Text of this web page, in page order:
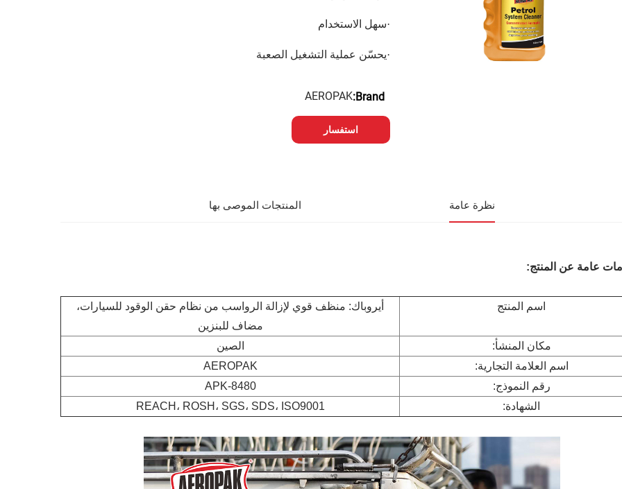
·سهل الاستخدام
·يحسّن عملية التشغيل الصعبة
Brand:
AEROPAK
استفسار
نظرة عامة المنتجات الموصى بها
عامة عن المنتج:
اسم المنتج
أيروباك: منظف قوي لإزالة الرواسب من نظام حقن الوقود للسيارات،
مضاف للبنزين
مكان المنشأ:
الصين
اسم العلامة التجارية:
AEROPAK
رقم النموذج:
APK-8480
الشهادة:
REACH، ROSH، SGS، SDS، ISO9001